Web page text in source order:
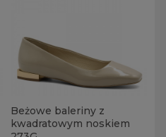
Beżowe baleriny z
kwadratowym noskiem